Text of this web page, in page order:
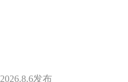
2026.8.6发布